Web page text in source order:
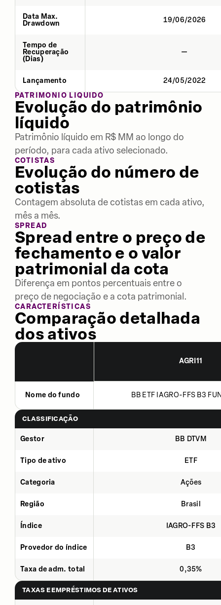
Data Max.
Drawdown
19/06/2026
Tempo de
Recuperação
(Dias)
—
Lançamento
24/05/2022
PATRIMÔNIO LÍQUIDO
Evolução do patrimônio
líquido
Patrimônio líquido em R$ MM ao longo do
período, para cada ativo selecionado.
COTISTAS
Evolução do número de
cotistas
Contagem absoluta de cotistas em cada ativo,
mês a mês.
SPREAD
Spread entre o preço de
fechamento e o valor
patrimonial da cota
Diferença em pontos percentuais entre o
preço de negociação e a cota patrimonial.
CARACTERÍSTICAS
Comparação detalhada
dos ativos
AGRI11
Nome do fundo BB ETF IAGRO-FFS B3
CLASSIFICAÇÃO
Gestor BB DTVM
Tipo de ativo ETF
Categoria Ações
Região Brasil
Índice IAGRO-FFS B3
Provedor do índice B3
Taxa de adm. total 0,35%
TAXAS E EMPRÉSTIMOS DE ATIVOS